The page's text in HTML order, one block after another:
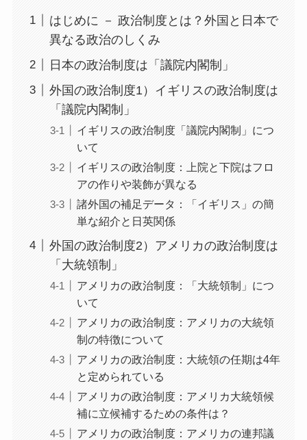
はじめに － 政治制度とは？外国と日本で
異なる政治のしくみ
日本の政治制度は「議院内閣制」
外国の政治制度1）イギリスの政治制度は
「議院内閣制」
イギリスの政治制度「議院内閣制」につ
いて
イギリスの政治制度：上院と下院はフロ
アの作りや装飾が異なる
諸外国の補足データ：「イギリス」の簡
単な紹介と日英関係
外国の政治制度2）アメリカの政治制度は
「大統領制」
アメリカの政治制度：「大統領制」につ
いて
アメリカの政治制度：アメリカの大統領
制の特徴について
アメリカの政治制度：大統領の任期は4年
と定められている
アメリカの政治制度：アメリカ大統領候
補に立候補するための条件は？
アメリカの政治制度：アメリカの連邦議